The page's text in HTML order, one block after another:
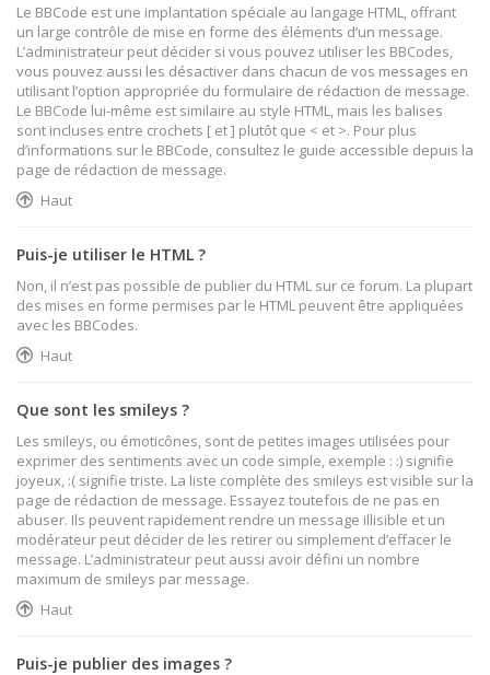
Le BBCode est une implantation spéciale au langage HTML, offrant
un large contrôle de mise en forme des éléments d’un message.
L’administrateur peut décider si vous pouvez utiliser les BBCodes,
vous pouvez aussi les désactiver dans chacun de vos messages en
utilisant l’option appropriée du formulaire de rédaction de message.
Le BBCode lui-même est similaire au style HTML, mais les balises
sont incluses entre crochets [ et ] plutôt que < et >. Pour plus
d’informations sur le BBCode, consultez le guide accessible depuis la
page de rédaction de message.
Haut
Puis-je utiliser le HTML ?
Non, il n’est pas possible de publier du HTML sur ce forum. La plupart
des mises en forme permises par le HTML peuvent être appliquées
avec les BBCodes.
Haut
Que sont les smileys ?
Les smileys, ou émoticônes, sont de petites images utilisées pour
exprimer des sentiments avec un code simple, exemple : :) signifie
joyeux, :( signifie triste. La liste complète des smileys est visible sur la
page de rédaction de message. Essayez toutefois de ne pas en
abuser. Ils peuvent rapidement rendre un message illisible et un
modérateur peut décider de les retirer ou simplement d’effacer le
message. L’administrateur peut aussi avoir défini un nombre
maximum de smileys par message.
Haut
Puis-je publier des images ?